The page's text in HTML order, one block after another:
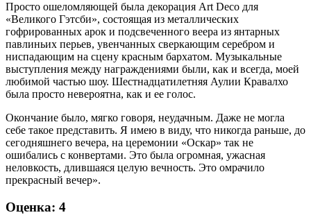
Просто ошеломляющей была декорация Art Deco для
«Великого Гэтсби», состоящая из металлических
гофрированных арок и подсвеченного веера из янтарных
павлиньих перьев, увенчанных сверкающим серебром и
ниспадающим на сцену красным бархатом. Музыкальные
выступления между награждениями были, как и всегда, моей
любимой частью шоу. Шестнадцатилетняя Аулии Кравалхо
была просто невероятна, как и ее голос.
Окончание было, мягко говоря, неудачным. Даже не могла
себе такое представить. Я имею в виду, что никогда раньше, до
сегодняшнего вечера, на церемонии «Оскар» так не
ошибались с конвертами. Это была огромная, ужасная
неловкость, длившаяся целую вечность. Это омрачило
прекрасный вечер».
Оценка: 4